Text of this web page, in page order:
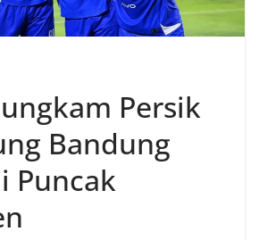
Persik
Bandung
Puncak